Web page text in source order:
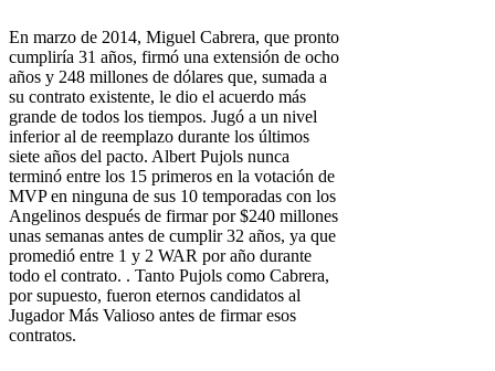
En marzo de 2014, Miguel Cabrera, que pronto
cumpliría 31 años, firmó una extensión de ocho
años y 248 millones de dólares que, sumada a
su contrato existente, le dio el acuerdo más
grande de todos los tiempos. Jugó a un nivel
inferior al de reemplazo durante los últimos
siete años del pacto. Albert Pujols nunca
terminó entre los 15 primeros en la votación de
MVP en ninguna de sus 10 temporadas con los
Angelinos después de firmar por $240 millones
unas semanas antes de cumplir 32 años, ya que
promedió entre 1 y 2 WAR por año durante
todo el contrato. . Tanto Pujols como Cabrera,
por supuesto, fueron eternos candidatos al
Jugador Más Valioso antes de firmar esos
contratos.